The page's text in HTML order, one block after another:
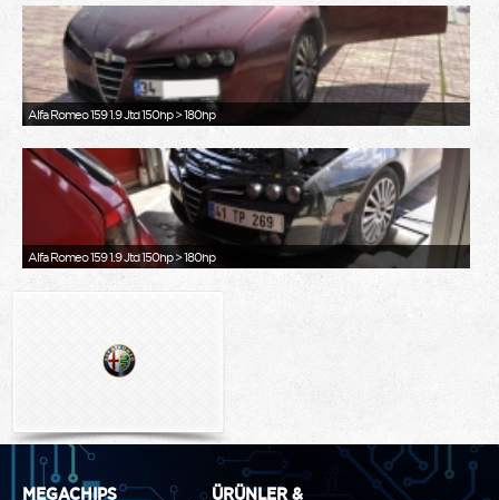
Alfa Romeo 159 1.9 Jtd 150hp > 180hp
Alfa Romeo 159 1.9 Jtd 150hp > 180hp
MEGACHIPS
ÜRÜNLER &